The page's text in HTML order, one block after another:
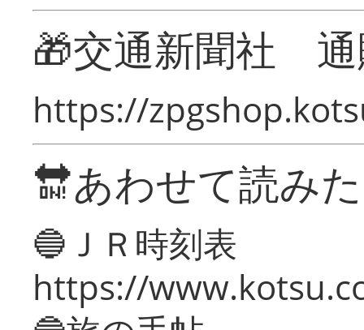
🎁交通新聞社
https://
🔛あわせて読み
🔵ＪＲ時刻表
https://